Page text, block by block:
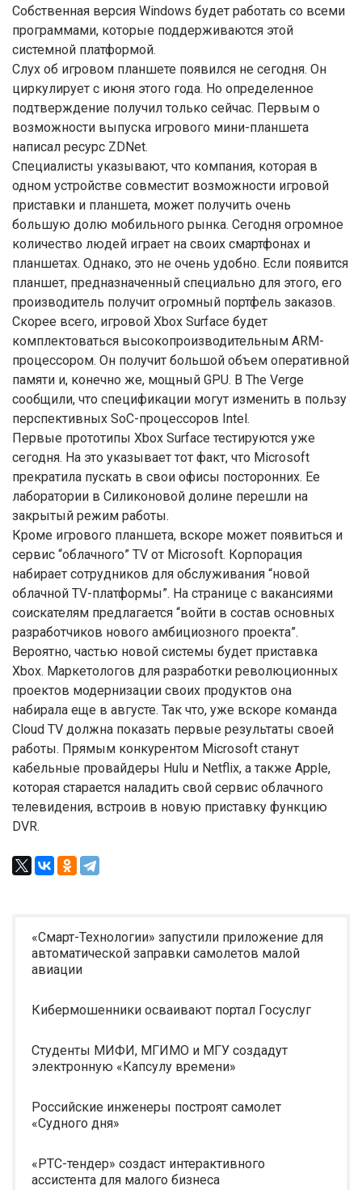
Собственная версия Windows будет работать со всеми
программами, которые поддерживаются этой
системной платформой.
Слух об игровом планшете появился не сегодня. Он
циркулирует с июня этого года. Но определенное
подтверждение получил только сейчас. Первым о
возможности выпуска игрового мини-планшета
написал ресурс ZDNet.
Специалисты указывают, что компания, которая в
одном устройстве совместит возможности игровой
приставки и планшета, может получить очень
большую долю мобильного рынка. Сегодня огромное
количество людей играет на своих смартфонах и
планшетах. Однако, это не очень удобно. Если появится
планшет, предназначенный специально для этого, его
производитель получит огромный портфель заказов.
Скорее всего, игровой Xbox Surface будет
комплектоваться высокопроизводительным ARM-
процессором. Он получит большой объем оперативной
памяти и, конечно же, мощный GPU. В The Verge
сообщили, что спецификации могут изменить в пользу
перспективных SoC-процессоров Intel.
Первые прототипы Xbox Surface тестируются уже
сегодня. На это указывает тот факт, что Microsoft
прекратила пускать в свои офисы посторонних. Ее
лаборатории в Силиконовой долине перешли на
закрытый режим работы.
Кроме игрового планшета, вскоре может появиться и
сервис “облачного” TV от Microsoft. Корпорация
набирает сотрудников для обслуживания “новой
облачной TV-платформы”. На странице с вакансиями
соискателям предлагается “войти в состав основных
разработчиков нового амбициозного проекта”.
Вероятно, частью новой системы будет приставка
Xbox. Маркетологов для разработки революционных
проектов модернизации своих продуктов она
набирала еще в августе. Так что, уже вскоре команда
Cloud TV должна показать первые результаты своей
работы. Прямым конкурентом Microsoft станут
кабельные провайдеры Hulu и Netflix, а также Apple,
которая старается наладить свой сервис облачного
телевидения, встроив в новую приставку функцию
DVR.
«Смарт-Технологии» запустили приложение для
автоматической заправки самолетов малой
авиации
Кибермошенники осваивают портал Госуслуг
Студенты МИФИ, МГИМО и МГУ создадут
электронную «Капсулу времени»
Российские инженеры построят самолет
«Судного дня»
«РТС-тендер» создаст интерактивного
ассистента для малого бизнеса